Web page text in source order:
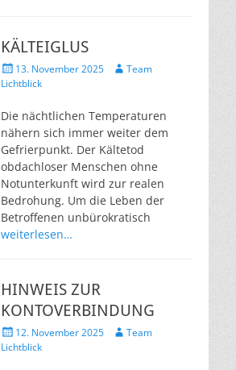
KÄLTEIGLUS
Veröffentlicht
am
13. November 2025 AutorTeam
Lichtblick
Die nächtlichen Temperaturen
nähern sich immer weiter dem
Gefrierpunkt. Der Kältetod
obdachloser Menschen ohne
Notunterkunft wird zur realen
Bedrohung. Um die Leben der
Betroffenen unbürokratisch
weiterlesen…
HINWEIS ZUR
KONTOVERBINDUNG
Veröffentlicht
am
12. November 2025 AutorTeam
Lichtblick